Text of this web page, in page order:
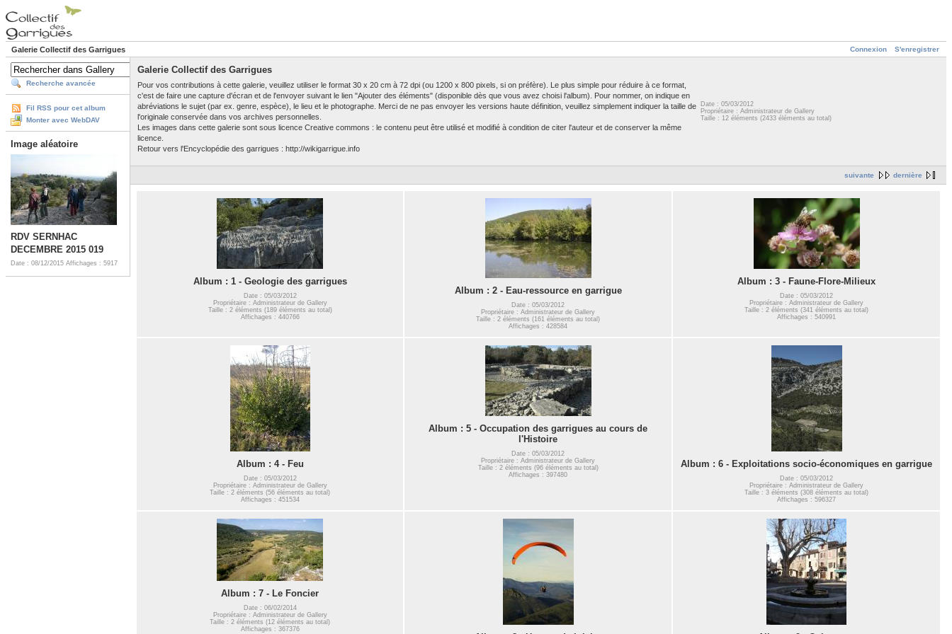
Connexion S'enregistrer
Galerie Collectif des Garrigues
Recherche avancée
Fil RSS pour cet album
Monter avec WebDAV
Image aléatoire
RDV SERNHAC
DECEMBRE 2015 019
Date : 08/12/2015 Affichages : 5917
Galerie Collectif des Garrigues
Pour vos contributions à cette galerie, veuillez utiliser le format 30 x 20 cm à 72 dpi (ou 1200 x 800 pixels, si on préfère). Le plus simple pour réduire à ce format,
c'est de faire une capture d'écran et de l'envoyer suivant le lien "Ajouter des éléments" (disponible dès que vous avez choisi l'album). Pour nommer, on indique en
abréviations le sujet (par ex. genre, espèce), le lieu et le photographe. Merci de ne pas envoyer les versions haute définition, veuillez simplement indiquer la taille de
l'originale conservée dans vos archives personnelles.
Les images dans cette galerie sont sous licence Creative commons : le contenu peut être utilisé et modifié à condition de citer l'auteur et de conserver la même
licence.
Retour vers l'Encyclopédie des garrigues : http://wikigarrigue.info
Date : 05/03/2012
Propriétaire : Administrateur de Gallery
Taille : 12 éléments (2433 éléments au total)
suivante dernière
Album : 1 - Geologie des garrigues
Date : 05/03/2012
Propriétaire : Administrateur de Gallery
Taille : 2 éléments (189 éléments au total)
Affichages : 440766
Album : 2 - Eau-ressource en garrigue
Date : 05/03/2012
Propriétaire : Administrateur de Gallery
Taille : 2 éléments (161 éléments au total)
Affichages : 428584
Album : 3 - Faune-Flore-Milieux
Date : 05/03/2012
Propriétaire : Administrateur de Gallery
Taille : 2 éléments (341 éléments au total)
Affichages : 540991
Album : 4 - Feu
Date : 05/03/2012
Propriétaire : Administrateur de Gallery
Taille : 2 éléments (56 éléments au total)
Affichages : 451534
Album : 5 - Occupation des garrigues au cours de
l'Histoire
Date : 05/03/2012
Propriétaire : Administrateur de Gallery
Taille : 2 éléments (96 éléments au total)
Affichages : 397480
Album : 6 - Exploitations socio-économiques en garrigue
Date : 05/03/2012
Propriétaire : Administrateur de Gallery
Taille : 3 éléments (308 éléments au total)
Affichages : 596327
Album : 7 - Le Foncier
Date : 06/02/2014
Propriétaire : Administrateur de Gallery
Taille : 2 éléments (12 éléments au total)
Affichages : 367376